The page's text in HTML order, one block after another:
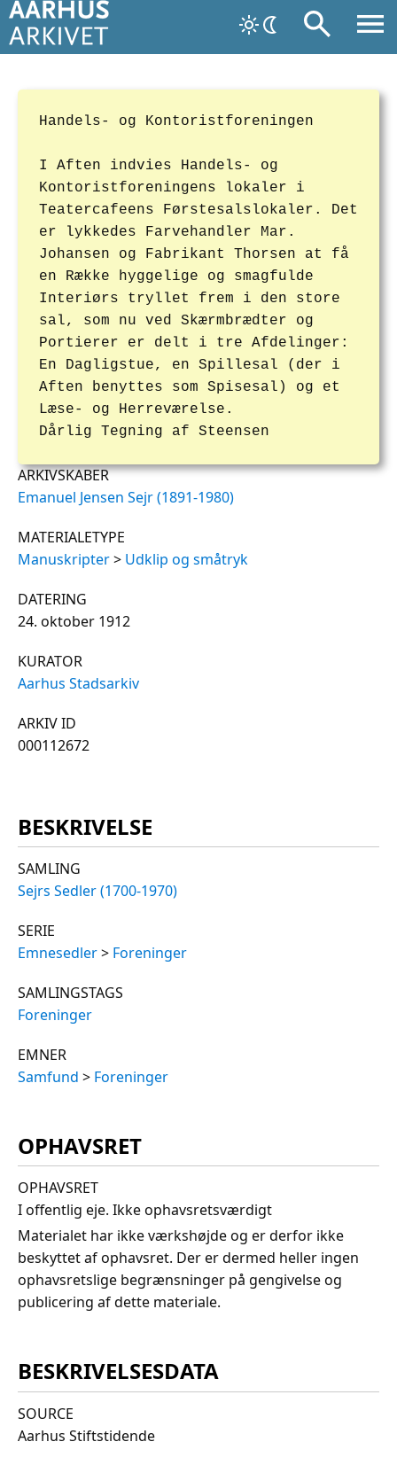
Handels- og Kontoristforeningen
I Aften indvies Handels- og
Kontoristforeningens lokaler i
Teatercafeens Førstesalslokaler. Det
er lykkedes Farvehandler Mar.
Johansen og Fabrikant Thorsen at få
en Række hyggelige og smagfulde
Interiørs tryllet frem i den store
sal, som nu ved Skærmbrædter og
Portierer er delt i tre Afdelinger:
En Dagligstue, en Spillesal (der i
Aften benyttes som Spisesal) og et
Læse- og Herreværelse.
Dårlig Tegning af Steensen
ARKIVSKABER
Emanuel Jensen Sejr (1891-1980)
MATERIALETYPE
Manuskripter> Udklip og småtryk
DATERING
24. oktober 1912
KURATOR
Aarhus Stadsarkiv
ARKIV ID
000112672
BESKRIVELSE
SAMLING
Sejrs Sedler (1700-1970)
SERIE
Emnesedler> Foreninger
SAMLINGSTAGS
Foreninger
EMNER
Samfund > Foreninger
OPHAVSRET
OPHAVSRET
I offentlig eje. Ikke ophavsretsværdigt
Materialet har ikke værkshøjde og er derfor ikke
beskyttet af ophavsret. Der er dermed heller ingen
ophavsretslige begrænsninger på gengivelse og
publicering af dette materiale.
BESKRIVELSESDATA
SOURCE
Aarhus Stiftstidende